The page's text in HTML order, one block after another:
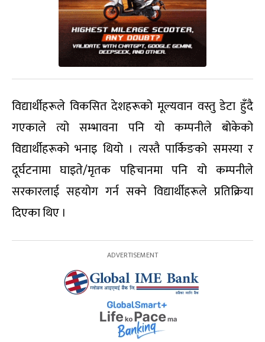
विद्यार्थीहरूले विकसित देशहरूको मूल्यवान वस्तु डेटा हुँदै
गएकाले त्यो सम्भावना पनि यो कम्पनीले बोकेको
विद्यार्थीहरूको भनाइ थियो । त्यस्तै पार्किङको समस्या र
दूर्घटनामा घाइते/मृतक पहिचानमा पनि यो कम्पनीले
सरकारलाई सहयोग गर्न सक्ने विद्यार्थीहरूले प्रतिक्रिया
दिएका थिए ।